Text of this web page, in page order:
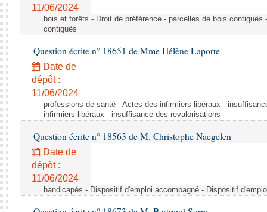
11/06/2024
bois et forêts - Droit de préférence - parcelles de bois
contiguës
Question écrite n° 18651 de Mme Hélène Laporte
Date de
dépôt :
11/06/2024
professions de santé - Actes des infirmiers libéraux -
infirmiers libéraux - insuffisance des revalorisations
Question écrite n° 18563 de M. Christophe Naegelen
Date de
dépôt :
11/06/2024
handicapés - Dispositif d'emploi accompagné - Dispositif